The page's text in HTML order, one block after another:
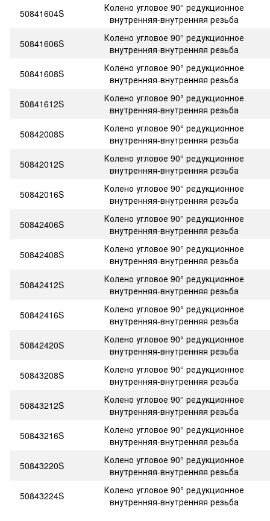
50841604S
Колено угловое 90° редукционное
внутренняя-внутренняя резьба
50841606S
Колено угловое 90° редукционное
внутренняя-внутренняя резьба
50841608S
Колено угловое 90° редукционное
внутренняя-внутренняя резьба
50841612S
Колено угловое 90° редукционное
внутренняя-внутренняя резьба
50842008S
Колено угловое 90° редукционное
внутренняя-внутренняя резьба
50842012S
Колено угловое 90° редукционное
внутренняя-внутренняя резьба
50842016S
Колено угловое 90° редукционное
внутренняя-внутренняя резьба
50842406S
Колено угловое 90° редукционное
внутренняя-внутренняя резьба
50842408S
Колено угловое 90° редукционное
внутренняя-внутренняя резьба
50842412S
Колено угловое 90° редукционное
внутренняя-внутренняя резьба
50842416S
Колено угловое 90° редукционное
внутренняя-внутренняя резьба
50842420S
Колено угловое 90° редукционное
внутренняя-внутренняя резьба
50843208S
Колено угловое 90° редукционное
внутренняя-внутренняя резьба
50843212S
Колено угловое 90° редукционное
внутренняя-внутренняя резьба
50843216S
Колено угловое 90° редукционное
внутренняя-внутренняя резьба
50843220S
Колено угловое 90° редукционное
внутренняя-внутренняя резьба
50843224S
Колено угловое 90° редукционное
внутренняя-внутренняя резьба